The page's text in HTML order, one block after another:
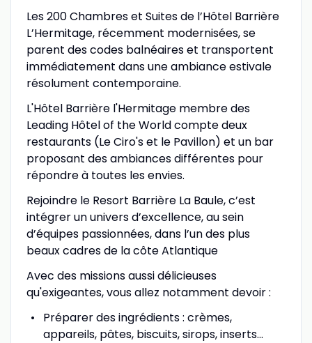
Les 200 Chambres et Suites de l’Hôtel Barrière
L’Hermitage, récemment modernisées, se
parent des codes balnéaires et transportent
immédiatement dans une ambiance estivale
résolument contemporaine.
L'Hôtel Barrière l'Hermitage membre des
Leading Hôtel of the World compte deux
restaurants (Le Ciro's et le Pavillon) et un bar
proposant des ambiances différentes pour
répondre à toutes les envies.
Rejoindre le Resort Barrière La Baule, c’est
intégrer un univers d’excellence, au sein
d’équipes passionnées, dans l’un des plus
beaux cadres de la côte Atlantique
Avec des missions aussi délicieuses
qu'exigeantes, vous allez notamment devoir :
Préparer des ingrédients : crèmes,
appareils, pâtes, biscuits, sirops, inserts...